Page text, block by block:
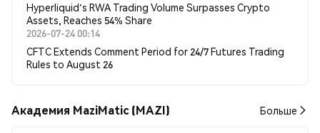
Hyperliquid's RWA Trading Volume Surpasses Crypto
Assets, Reaches 54% Share
2026-07-24 00:14
CFTC Extends Comment Period for 24/7 Futures Trading
Rules to August 26
Академия MaziMatic (MAZI) Больше